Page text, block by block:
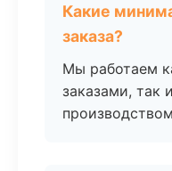
Какие
заказа?
Мы работаем
заказами, так